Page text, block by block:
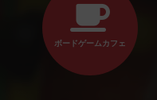
ボードゲームカフェ